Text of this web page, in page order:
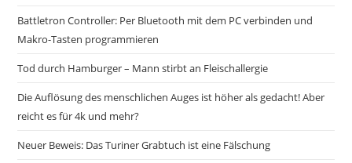
Battletron Controller: Per Bluetooth mit dem PC verbinden und
Makro-Tasten programmieren
Tod durch Hamburger – Mann stirbt an Fleischallergie
Die Auflösung des menschlichen Auges ist höher als gedacht! Aber
reicht es für 4k und mehr?
Neuer Beweis: Das Turiner Grabtuch ist eine Fälschung